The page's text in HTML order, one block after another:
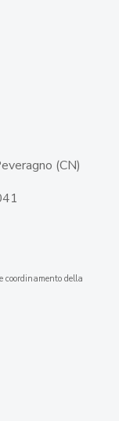
(CN)
coordinamento della